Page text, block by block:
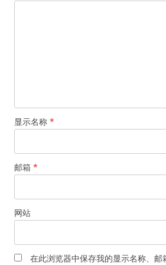
显示名称 *
邮箱 *
网站
在此浏览器中保存我的显示名称、邮